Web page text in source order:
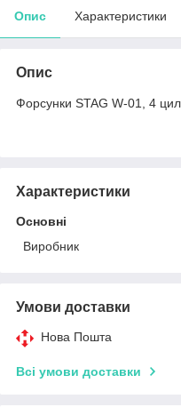
Опис Характеристики
Опис
Форсунки STAG W-01, 4 цил.
Характеристики
Основні
Виробник
Умови доставки
Нова Пошта
Всі умови доставки